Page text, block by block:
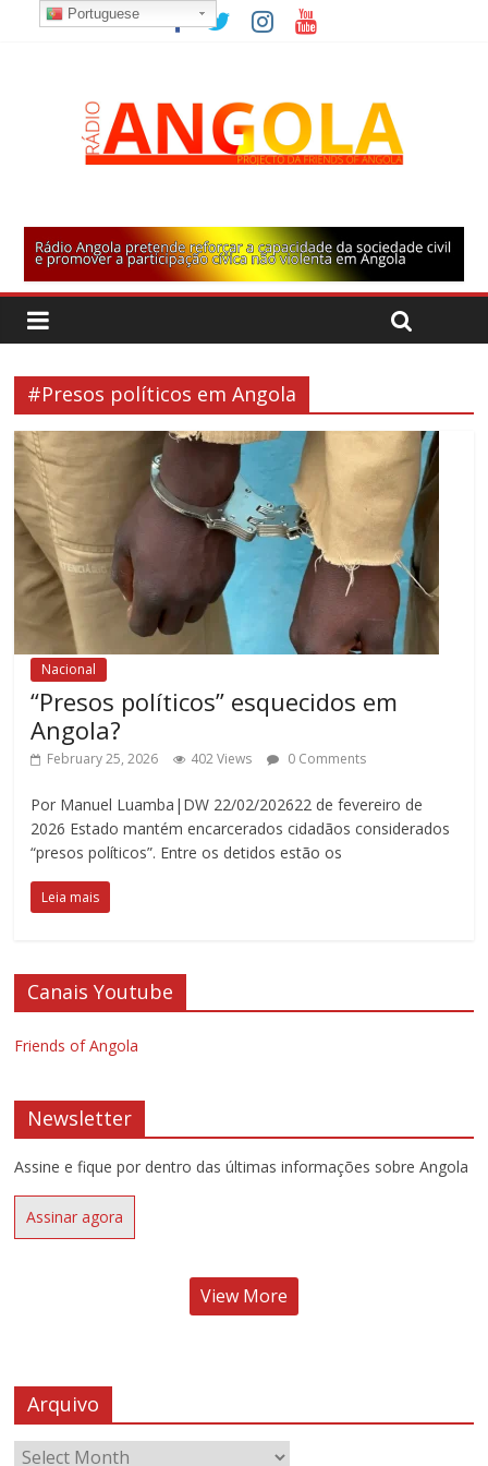
#Presos políticos em Angola
Nacional
“Presos políticos” esquecidos em
Angola?
February 25, 2026 402 Views 0 Comments
Por Manuel Luamba|DW 22/02/202622 de fevereiro de
2026 Estado mantém encarcerados cidadãos considerados
“presos políticos”. Entre os detidos estão os
Leia mais
Canais Youtube
Friends of Angola
Newsletter
Assine e fique por dentro das últimas informações sobre Angola
Assinar agora
View More
Arquivo
Portuguese